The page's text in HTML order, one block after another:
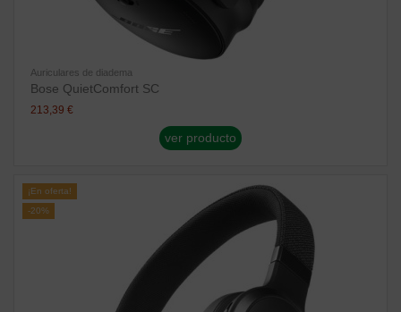
Auriculares de diadema
Bose QuietComfort SC
213,39 €
ver producto
¡En oferta!
-20%